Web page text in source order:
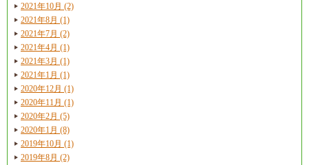
2021年10月 (2)
2021年8月 (1)
2021年7月 (2)
2021年4月 (1)
2021年3月 (1)
2021年1月 (1)
2020年12月 (1)
2020年11月 (1)
2020年2月 (5)
2020年1月 (8)
2019年10月 (1)
2019年8月 (2)